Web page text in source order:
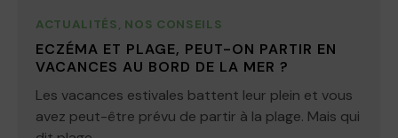
ACTUALITÉS, NOS CONSEILS
ECZÉMA ET PLAGE, PEUT-ON PARTIR EN
VACANCES AU BORD DE LA MER ?
Les vacances estivales battent leur plein et vous
avez peut-être prévu de partir à la plage. Mais qui